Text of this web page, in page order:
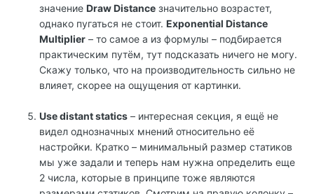
значение Draw Distance значительно возрастет,
однако пугаться не стоит. Exponential Distance
Multiplier – то самое a из формулы – подбирается
практическим путём, тут подсказать ничего не могу.
Скажу только, что на производительность сильно не
влияет, скорее на ощущения от картинки.
Use distant statics – интересная секция, я ещё не
видел однозначных мнений относительно её
настройки. Кратко – минимальный размер статиков
мы уже задали и теперь нам нужна определить еще
2 числа, которые в принципе тоже являются